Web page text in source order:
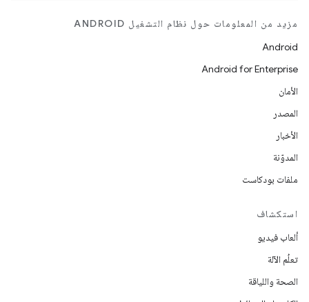
مزيد من المعلومات حول نظام التشغيل ANDROID
Android
Android for Enterprise
الأمان
المصدر
الأخبار
المدوّنة
ملفات بودكاست
استكشاف
ألعاب فيديو
تعلُم الآلة
الصحة واللياقة